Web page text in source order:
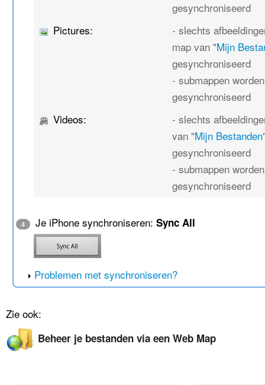
gesynchroniseerd
Pictures:
- slechts
map van "Mijn
gesynchroniseerd
- submappen
gesynchroniseerd
Videos:
- slechts
van "Mijn Bestanden
gesynchroniseerd
- submappen
gesynchroniseerd
4 Je iPhone synchroniseren:Sync All
Problemen met synchroniseren?
Zie ook:
Beheer je bestanden via een Web Map